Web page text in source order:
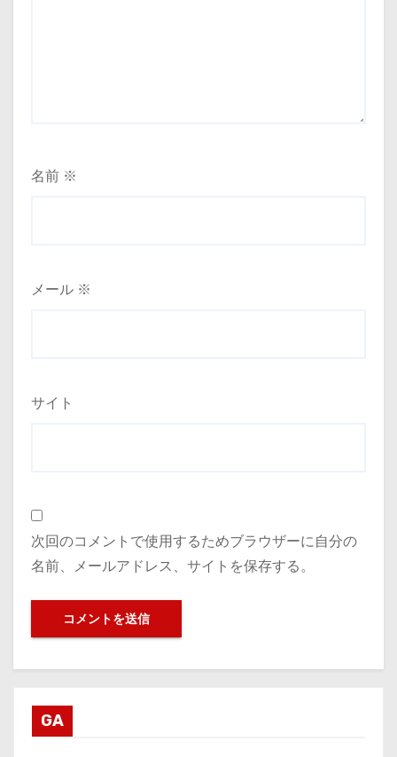
名前 ※
メール ※
サイト
次回のコメントで使用するためブラウザーに自分の
名前、メールアドレス、サイトを保存する。
GA